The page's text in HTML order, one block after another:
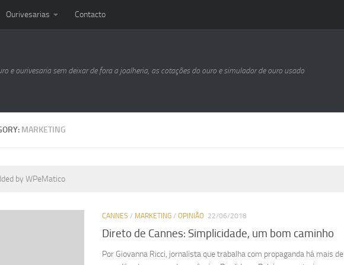
Ourivesarias Contacto
e ourivesaria sem deixar de fora a joalheria, as cotações do ouro e simulador de ouro usado
MARKETING
by WPeMatico
CANNES / MARKETING / OPINIÃO 22/06/2018
Direto de Cannes: Simplicidade, um bom caminho
Por Giovanna Ricci, jornalista que trabalha com propaganda há mais de